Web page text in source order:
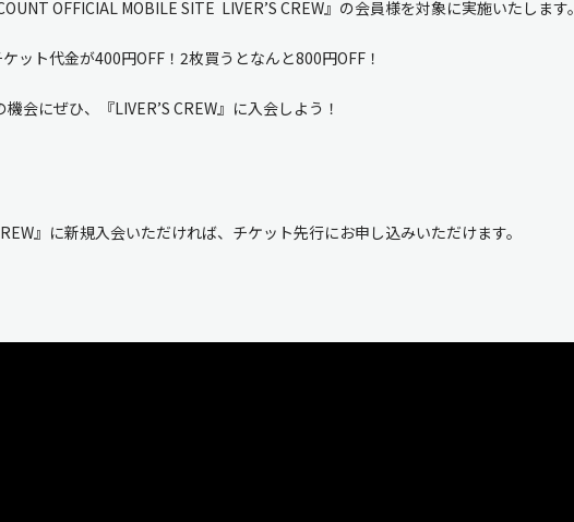
OFFICIAL GOODS OFFICIAL SITE
OFFICIAL MOBILE SITE LIVER’S CREW』の会員様を対象に実施いたします。
ケット代金が400円OFF！2枚買うとなんと800円OFF！
会にぜひ、『LIVER’S CREW』に入会しよう！
』に新規入会いただければ、チケット先行にお申し込みいただけます。